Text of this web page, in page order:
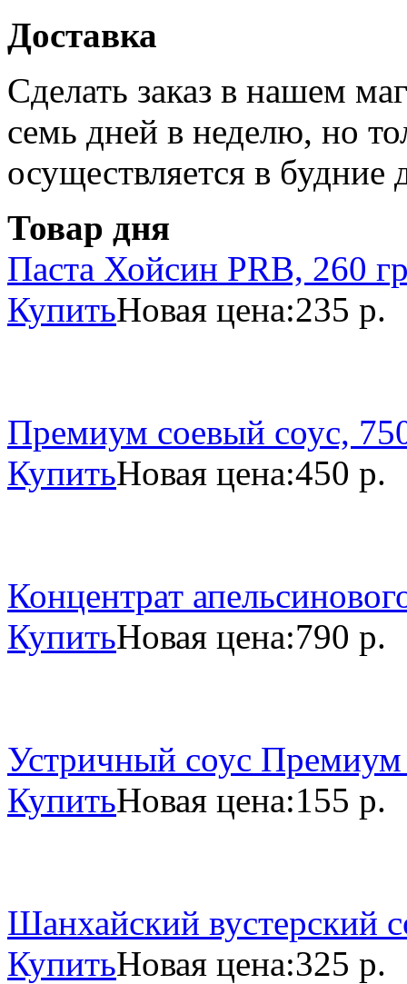
Доставка
Сделать заказ в нашем
семь дней в неделю, но
осуществляется в будние
Товар дня
Паста Хойсин PRB, 260
КупитьНовая цена:235 р.
Премиум соевый соус,
КупитьНовая цена:450 р.
Концентрат
КупитьНовая цена:790 р.
Устричный соус
КупитьНовая цена:155 р.
Шанхайский вустерский
КупитьНовая цена:325 р.